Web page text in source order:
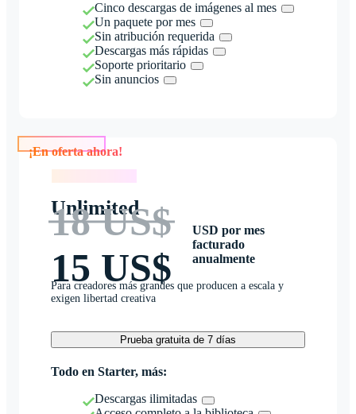
Cinco descargas de imágenes al mes
Un paquete por mes
Sin atribución requerida
Descargas más rápidas
Soporte prioritario
Sin anuncios
Unlimited
18 US$
15 US$
USD por mes
facturado
anualmente
Para creadores más grandes que producen a escala y
exigen libertad creativa
Prueba gratuita de 7 días
Todo en Starter, más:
Descargas ilimitadas